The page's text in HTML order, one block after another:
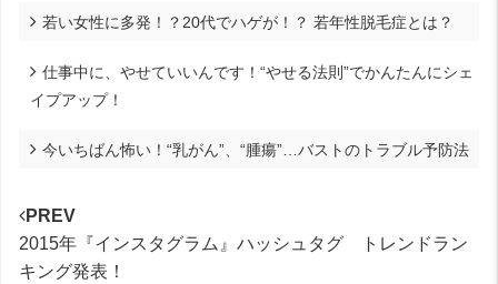
若い女性に多発！？20代でハゲが！？ 若年性脱毛症とは？
仕事中に、やせていいんです！“やせる法則”でかんたんにシェ
イプアップ！
今いちばん怖い！“乳がん”、“腫瘍”…バストのトラブル予防法
PREV
2015年『インスタグラム』ハッシュタグ トレンドラン
キング発表！